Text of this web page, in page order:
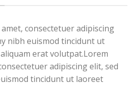
consectetuer adipiscing
nibh euismod tincidunt ut
erat volutpat.Lorem
adipiscing elit, sed
tincidunt ut laoreet